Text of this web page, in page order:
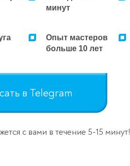
минут
Опыт мастеров
больше 10 лет
в Telegram
с вами в течение 5-15 минут!